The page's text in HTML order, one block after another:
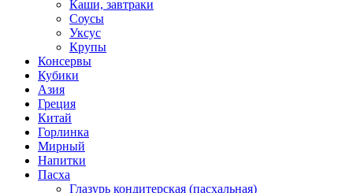
Каши, завтраки
Соусы
Уксус
Крупы
Консервы
Кубики
Азия
Греция
Китай
Горлинка
Мирный
Напитки
Пасха
Глазурь кондитерская (пасхальная)